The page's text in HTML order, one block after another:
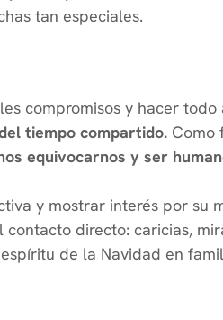
tan especiales.
compromisos y hacer
tiempo compartido. Como
equivocarnos y ser
y mostrar interés por su
directo: caricias,
de la Navidad en